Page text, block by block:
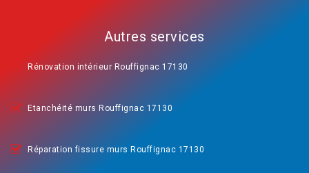
Autres services
Rénovation intérieur Rouffignac 17130
Etanchéité murs Rouffignac 17130
Réparation fissure murs Rouffignac 17130